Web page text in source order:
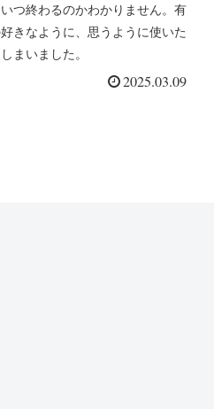
つ終わるのかわかりません。有
きなように、思うように使いた
まいました。
2025.03.09